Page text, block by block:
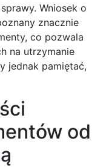
Wniosek o
znacznie
co pozwala
na utrzymanie
jednak pamiętać,
od